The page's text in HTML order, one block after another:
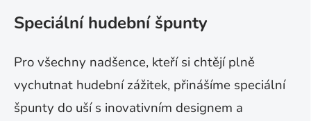
Speciální hudební špunty
Pro všechny nadšence, kteří si chtějí plně
vychutnat hudební zážitek, přinášíme speciální
špunty do uší s inovativním designem a